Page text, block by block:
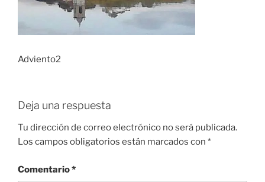
Adviento2
Deja una respuesta
Tu dirección de correo electrónico no será publicada.
Los campos obligatorios están marcados con *
Comentario*